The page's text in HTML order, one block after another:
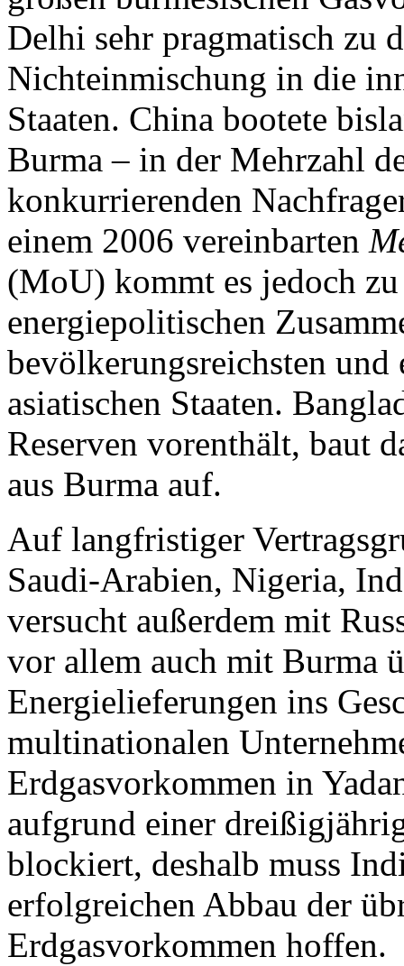
Delhi sehr pragmatisch zu
Nichteinmischung in die
Staaten. China bootete
Burma – in der Mehrzahl
konkurrierenden
einem 2006 vereinbarten
(MoU) kommt es jedoch
energiepolitischen
bevölkerungsreichsten
asiatischen Staaten.
Reserven vorenthält, baut
aus Burma auf.
Auf langfristiger
Saudi-Arabien, Nigeria,
versucht außerdem mit
vor allem auch mit Burma
Energielieferungen ins
multinationalen
Erdgasvorkommen in
aufgrund einer
blockiert, deshalb muss
erfolgreichen Abbau der
Erdgasvorkommen hoffen.